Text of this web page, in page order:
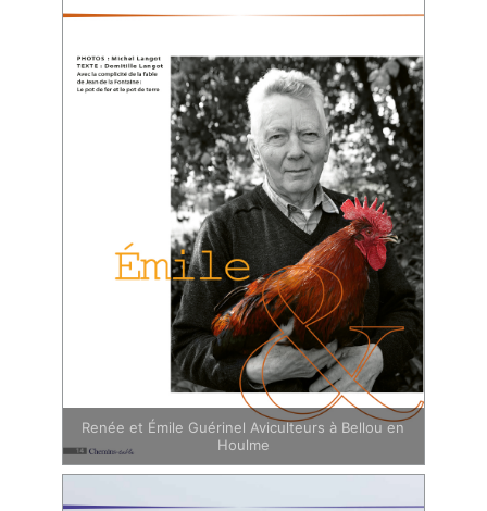
Renée et Émile Guérinel Aviculteurs à Bellou en
Houlme